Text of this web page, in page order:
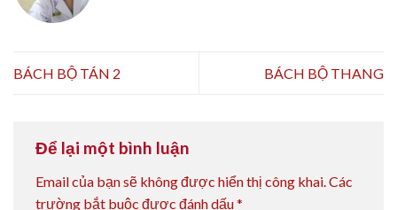
BÁCH BỘ TÁN 2 BÁCH BỘ THANG
Để lại một bình luận
Email của bạn sẽ không được hiển thị công khai.Các
trường bắt buộc được đánh dấu*